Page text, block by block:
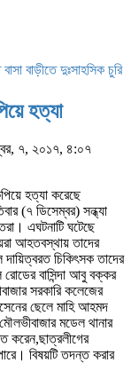
বাড়ীতে দুঃসাহসিক চুরি
হত্যা
৭, ২০১৭, ৪:০৭
হত্যা করেছে
(৭ ডিসেম্বর) সন্ধ্যা
এঘটনাটি ঘটেছে
আহতবস্থায় তাদের
চিকিৎসক তাদের
বাসিন্দা আবু বক্কর
সরকারি কলেজের
ছেলে মাহি আহমদ
মডেল থানার
করেন,ছাত্রলীগের
বিষয়টি তদন্ত করার